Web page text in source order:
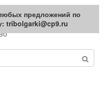
про
предложений по
tribolgarki@cp9.ru